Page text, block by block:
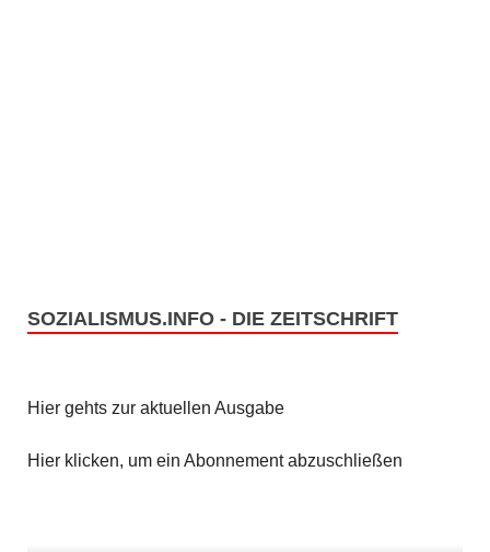
SOZIALISMUS.INFO - DIE ZEITSCHRIFT
Hier gehts zur aktuellen Ausgabe
Hier klicken, um ein Abonnement abzuschließen